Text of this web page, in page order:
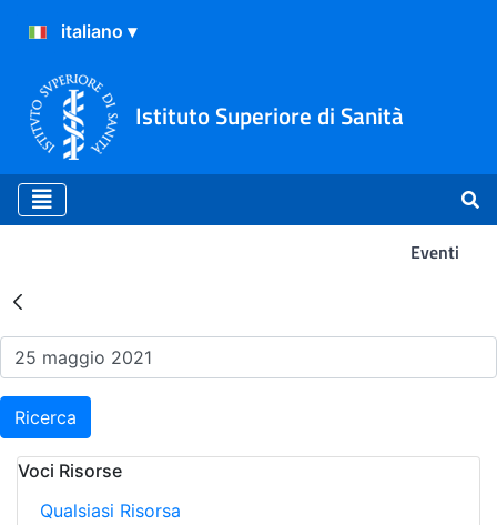
Istituto Superiore di Sanità
Eventi
Risultati della Ricerca -
Ricerca
Voci Risorse
Qualsiasi Risorsa